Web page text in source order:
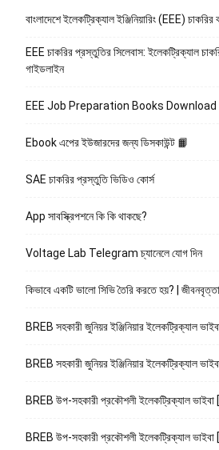
বাংলাদেশে ইলেকট্রিক্যাল ইঞ্জিনিয়ারিং (EEE)
EEE চাকরির প্রস্তুতির সিলেবাস: ইলেকট্রিক্যাল
গাইডলাইন
EEE Job Preparation Books Download
Ebook এপের ইউজারদের জন্য ডিসকাউন্ট 📙
SAE চাকরির প্রস্তুতি ভিডিও কোর্স
App সাবস্ক্রিপশনে কি কি থাকছে?
Voltage Lab Telegram চ্যানেলে যোগ দিন
কিভাবে একটি ভালো সিভি তৈরি করতে হয়? |
BREB সহকারী জুনিয়র ইঞ্জিনিয়ার ইলেকট্রিক্যাল
BREB সহকারী জুনিয়র ইঞ্জিনিয়ার ইলেকট্রিক্যাল
BREB উপ-সহকারী প্রকৌশলী ইলেকট্রিক্যাল ভাইবা
BREB উপ-সহকারী প্রকৌশলী ইলেকট্রিক্যাল ভাইবা